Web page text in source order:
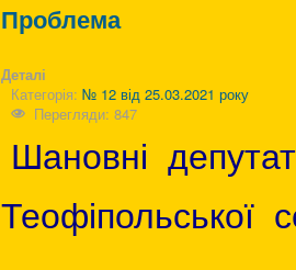
Проблема
Деталі
Категорія: № 12 від 25.03.2021 року
Перегляди: 847
Шановні
Теофіпольської